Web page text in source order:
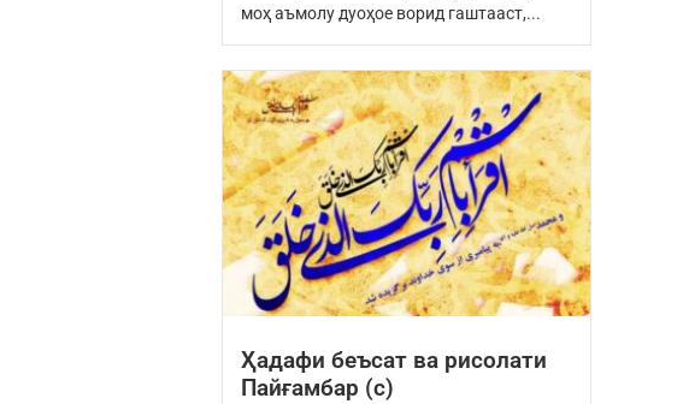
моҳ аъмолу дуоҳое ворид гаштааст,...
Ҳадафи беъсат ва рисолати
Пайғамбар (с)